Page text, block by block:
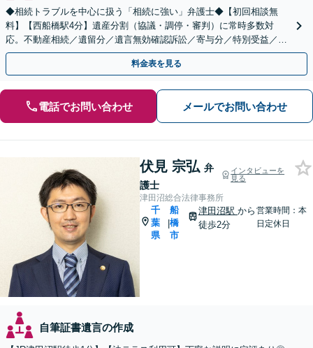
◆相続トラブルを中心に扱う「相続に強い」弁護士◆【初回相談無
料】【西船橋駅4分】遺産分割（協議・調停・審判）に常時多数対
応。不動産相続／遺留分／遺言無効確認訴訟／寄与分／特別受益／使
途不明金など複雑な案件もお任せください【夜間・土日相談◎】
料金表を見る
電話でお問い合わせ メールでお問い合わせ
伏見 宗弘 弁
護士
インタビューを
見る
津田沼総合法律事務所
千
葉
県
|
船
橋
市
津田沼駅 から
徒歩2分
営業時間：本
日定休日
自筆証書遺言の作成